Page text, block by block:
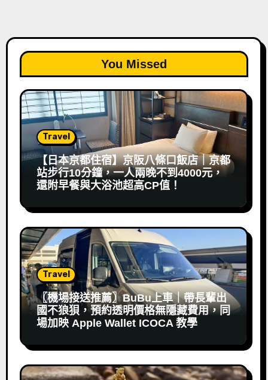
You Missed
Travel
【日本京都住宿】京阪八條口飯店｜京都
站步行10分鐘，一人兩晚不到4000元，
還附早餐與大浴池超高CP值！
Travel
〖機場接送推薦〗BuBu上車｜帶長輩出
國不狼狽，預約透明價格無隱藏費用，同
場加映 Apple Wallet ICOCA 教學